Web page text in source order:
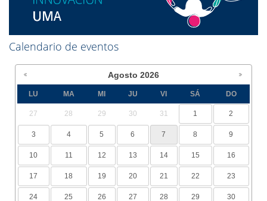
Calendario de eventos
Agosto 2026
LU MA MI JU VI SÁ DO
27 28 29 30 31 1 2
3 4 5 6 7 8 9
10 11 12 13 14 15 16
17 18 19 20 21 22 23
24 25 26 27 28 29 30